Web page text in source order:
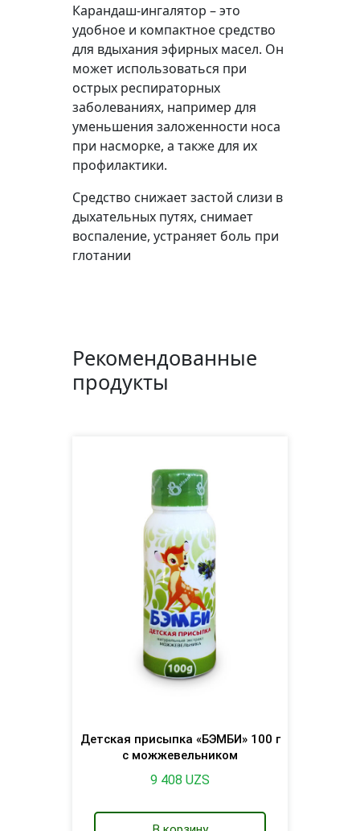
Карандаш-ингалятор – это
удобное и компактное средство
для вдыхания эфирных масел. Он
может использоваться при
острых респираторных
заболеваниях, например для
уменьшения заложенности носа
при насморке, а также для их
профилактики.
Средство снижает застой слизи в
дыхательных путях, снимает
воспаление, устраняет боль при
глотании
Рекомендованные
продукты
Детская присыпка «БЭМБИ» 100 г
с можжевельником
9 408 UZS